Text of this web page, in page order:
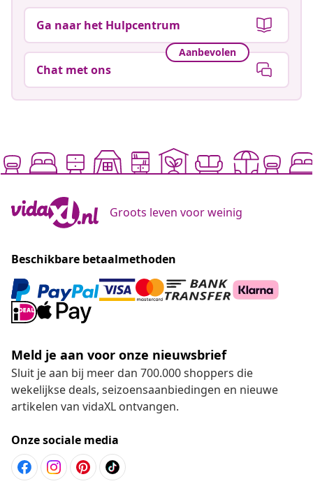
Ga naar het Hulpcentrum
Aanbevolen
Chat met ons
Groots leven voor weinig
Beschikbare betaalmethoden
Meld je aan voor onze nieuwsbrief
Sluit je aan bij meer dan 700.000 shoppers die
wekelijkse deals, seizoensaanbiedingen en nieuwe
artikelen van vidaXL ontvangen.
Onze sociale media